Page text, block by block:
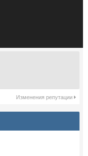
Изменения репутации